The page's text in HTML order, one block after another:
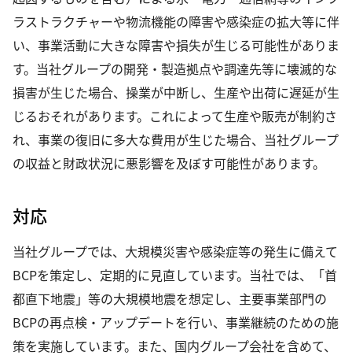
ラストラクチャーや物流機能の障害や感染症の拡大等に伴
い、事業活動に大きな障害や損失が生じる可能性がありま
す。当社グループの開発・製造拠点や調達先等に壊滅的な
損害が生じた場合、操業が中断し、生産や出荷に遅延が生
じるおそれがあります。これによって生産や販売が制約さ
れ、事業の復旧に多大な費用が生じた場合、当社グループ
の収益と財政状況に悪影響を及ぼす可能性があります。
対応
当社グループでは、大規模災害や感染症等の発生に備えて
BCPを策定し、定期的に見直しています。当社では、「首
都直下地震」等の大規模地震を想定し、主要事業部門の
BCPの再点検・アップデートを行い、事業継続のための施
策を実施しています。また、国内グループ会社を含めて、